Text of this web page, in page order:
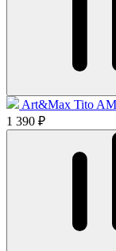
Art&Max Tito
1 390 ₽